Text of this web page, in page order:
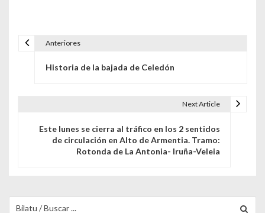
Anteriores
Historia de la bajada de Celedón
Next Article
Este lunes se cierra al tráfico en los 2 sentidos
de circulación en Alto de Armentia. Tramo:
Rotonda de La Antonia- Iruña-Veleia